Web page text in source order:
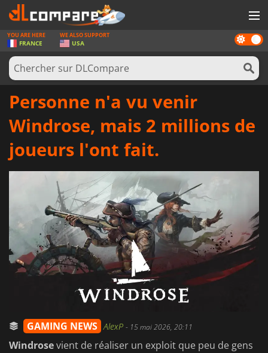
JEUX
CARTES PRÉPAYÉES
LOGICIELS
NEWS
SE CONNECTER OU S'INSCRIRE
Dark
mode
YOU ARE HERE
FRANCE
WE ALSO SUPPORT
USA
Personne n'a vu venir
Windrose, mais 2 millions de
joueurs l'ont fait.
GAMING NEWS AlexP - 15 mai 2026, 20:11
Windrosevient de réaliser un exploit que peu de gens